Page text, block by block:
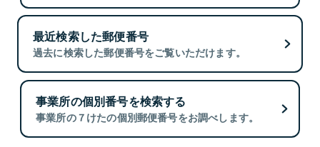
最近検索した郵便番号
過去に検索した郵便番号をご覧いただけます。
事業所の個別番号を検索する
事業所の７けたの個別郵便番号をお調べします。